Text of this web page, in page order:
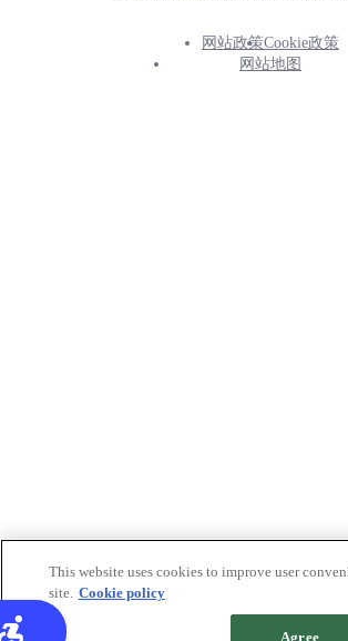
Footer
网站政策Cookie政策
网站地图
This website uses cookies to improve user
site. Cookie policy
Agree